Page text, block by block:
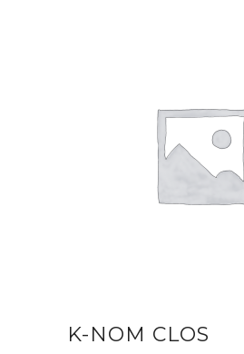
K-NOM CLOS